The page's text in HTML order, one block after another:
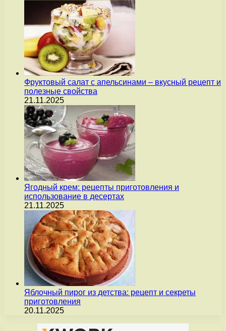
Фруктовый салат с апельсинами – вкусный рецепт и
полезные свойства
21.11.2025
Ягодный крем: рецепты приготовления и
использование в десертах
21.11.2025
Яблочный пирог из детства: рецепт и секреты
приготовления
20.11.2025